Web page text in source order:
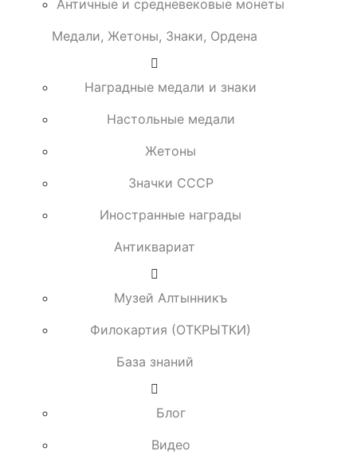
Античные и средневековые монеты
Медали, Жетоны, Знаки, Ордена
Наградные медали и знаки
Настольные медали
Жетоны
Значки СССР
Иностранные награды
Антиквариат
Музей Алтынникъ
Филокартия (ОТКРЫТКИ)
База знаний
Блог
Видео